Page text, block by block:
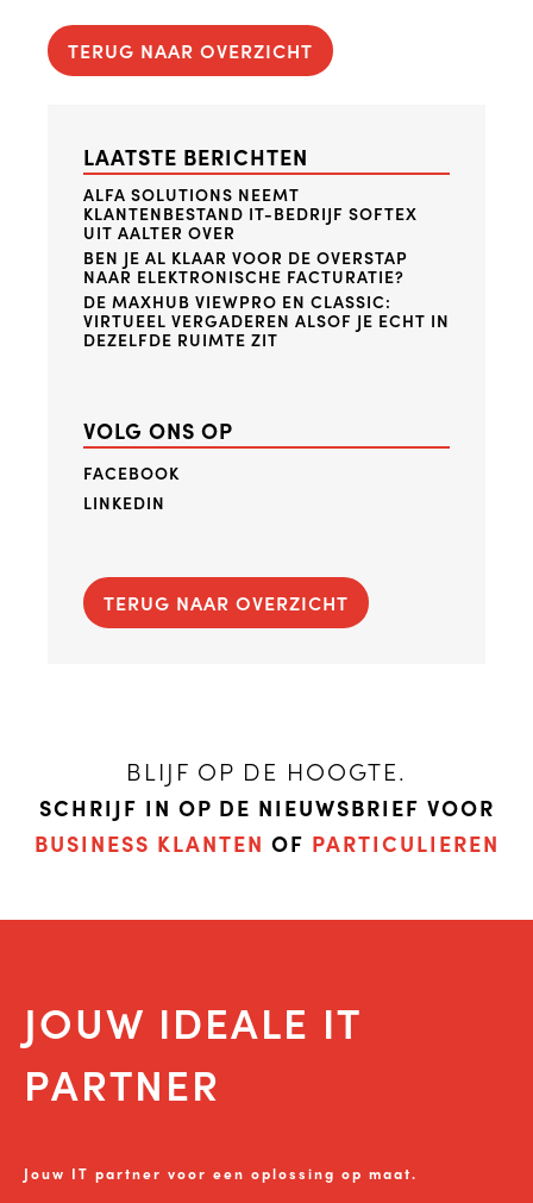
TERUG NAAR OVERZICHT
LAATSTE BERICHTEN
ALFA SOLUTIONS NEEMT
KLANTENBESTAND IT-BEDRIJF SOFTEX
UIT AALTER OVER
BEN JE AL KLAAR VOOR DE OVERSTAP
NAAR ELEKTRONISCHE FACTURATIE?
DE MAXHUB VIEWPRO EN CLASSIC:
VIRTUEEL VERGADEREN ALSOF JE ECHT IN
DEZELFDE RUIMTE ZIT
VOLG ONS OP
FACEBOOK
LINKEDIN
TERUG NAAR OVERZICHT
BLIJF OP DE HOOGTE.
SCHRIJF IN OP DE NIEUWSBRIEF VOOR
BUSINESS KLANTEN OF PARTICULIEREN
JOUW IDEALE IT
PARTNER
Jouw IT partner voor een oplossing op maat.